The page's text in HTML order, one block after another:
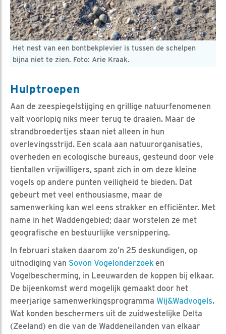
Het nest van een bontbekplevier is tussen de schelpen
bijna niet te zien. Foto: Arie Kraak.
Hulptroepen
Aan de zeespiegelstijging en grillige natuurfenomenen
valt voorlopig niks meer terug te draaien. Maar de
strandbroedertjes staan niet alleen in hun
overlevingsstrijd. Een scala aan natuurorganisaties,
overheden en ecologische bureaus, gesteund door vele
tientallen vrijwilligers, spant zich in om deze kleine
vogels op andere punten veiligheid te bieden. Dat
gebeurt met veel enthousiasme, maar de
samenwerking kan wel eens strakker en efficiënter. Met
name in het Waddengebied; daar worstelen ze met
geografische en bestuurlijke versnippering.
In februari staken daarom zo’n 25 deskundigen, op
uitnodiging van Sovon Vogelonderzoek en
Vogelbescherming, in Leeuwarden de koppen bij elkaar.
De bijeenkomst werd mogelijk gemaakt door het
meerjarige samenwerkingsprogramma Wij&Wadvogels.
Wat konden beschermers uit de zuidwestelijke Delta
(Zeeland) en die van de Waddeneilanden van elkaar